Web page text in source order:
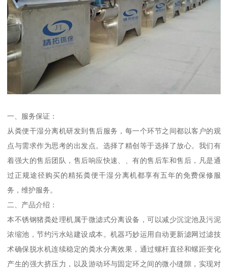
一、服务保证：
从粪便干湿分离机研发到售后服务，每一个环节之间都以客户的观
点与需求作为思考的出发点。选择了精创等于选择了放心。我们有
着强大的售后团队，售后响应快速、、有的售后车和售后，凡是通
过正规途径购买的精拓粪便干湿分离机都享有五年的免费保修服
务，维护服务。
二、产品介绍：
本不锈钢猪粪处理机属于微滤式分离设备，可以减少沉淀池及污泥
浓缩池，节约污水站建设成本。机器巧妙运用自动更新滤网过滤技
术确保脱水机连续稳定的粪水分离效果，通过螺杆直径和螺距变化
产生的强大挤压力，以及游动环与固定环之间的微小缝隙，实现对